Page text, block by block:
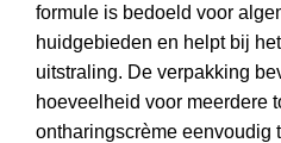
formule is bedoeld voor
huidgebieden en helpt bij
uitstraling. De verpakking
hoeveelheid voor meerdere
ontharingscrème eenvoudig